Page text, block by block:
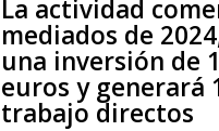
La actividad
mediados de
una inversión de
euros y generará
trabajo directos